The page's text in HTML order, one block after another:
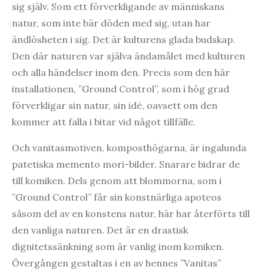
sig själv. Som ett förverkligande av människans
natur, som inte bär döden med sig, utan har
ändlösheten i sig. Det är kulturens glada budskap.
Den där naturen var själva ändamålet med kulturen
och alla händelser inom den. Precis som den här
installationen, ”Ground Control”, som i hög grad
förverkligar sin natur, sin idé, oavsett om den
kommer att falla i bitar vid något tillfälle.
Och vanitasmotiven, komposthögarna, är ingalunda
patetiska memento mori-bilder. Snarare bidrar de
till komiken. Dels genom att blommorna, som i
”Ground Control” får sin konstnärliga apoteos
såsom del av en konstens natur, här har återförts till
den vanliga naturen. Det är en drastisk
dignitetssänkning som är vanlig inom komiken.
Övergången gestaltas i en av hennes ”Vanitas”